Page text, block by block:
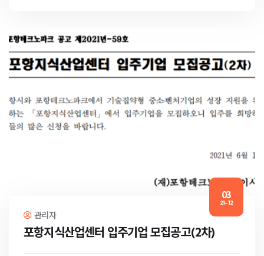
03
21-12
관리자
포항지식산업센터 입주기업 모집공고(2차)